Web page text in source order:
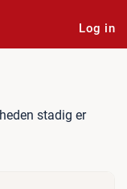
Log in
stadig er